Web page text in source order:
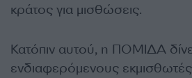
κράτος για μισθώσεις.
Κατόπιν αυτού, η ΠΟΜΙΔΑ
ενδιαφερόμενους εκμισθωτές